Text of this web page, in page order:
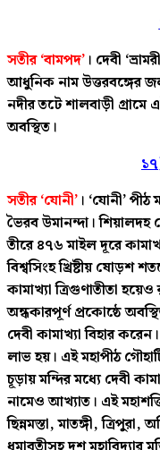
সতীর ‘বামপদ’ । দেবী
আধুনিক নাম উত্তরবঙ্গের
নদীর তটে শালবাড়ী
অবস্থিত।
সতীর ‘যোনী’ । ‘যোনী’ পীঠ
ভৈরব উমানন্দা। শিয়ালদহ
তীরে ৪৭৬ মাইল দূরে
বিশ্বসিংহ খ্রিষ্টীয় ষোড়শ
কামাখ্যা ত্রিগুণাতীতা
অন্ধকারপূর্ণ প্রকোষ্ঠে
দেবী কামাখ্যা বিহার
লাভ হয়। এই মহাপীঠ
চূড়ায় মন্দির মধ্যে দেবী
নামেও আখ্যাত। এই
ছিন্নমস্তা, মাতঙ্গী,